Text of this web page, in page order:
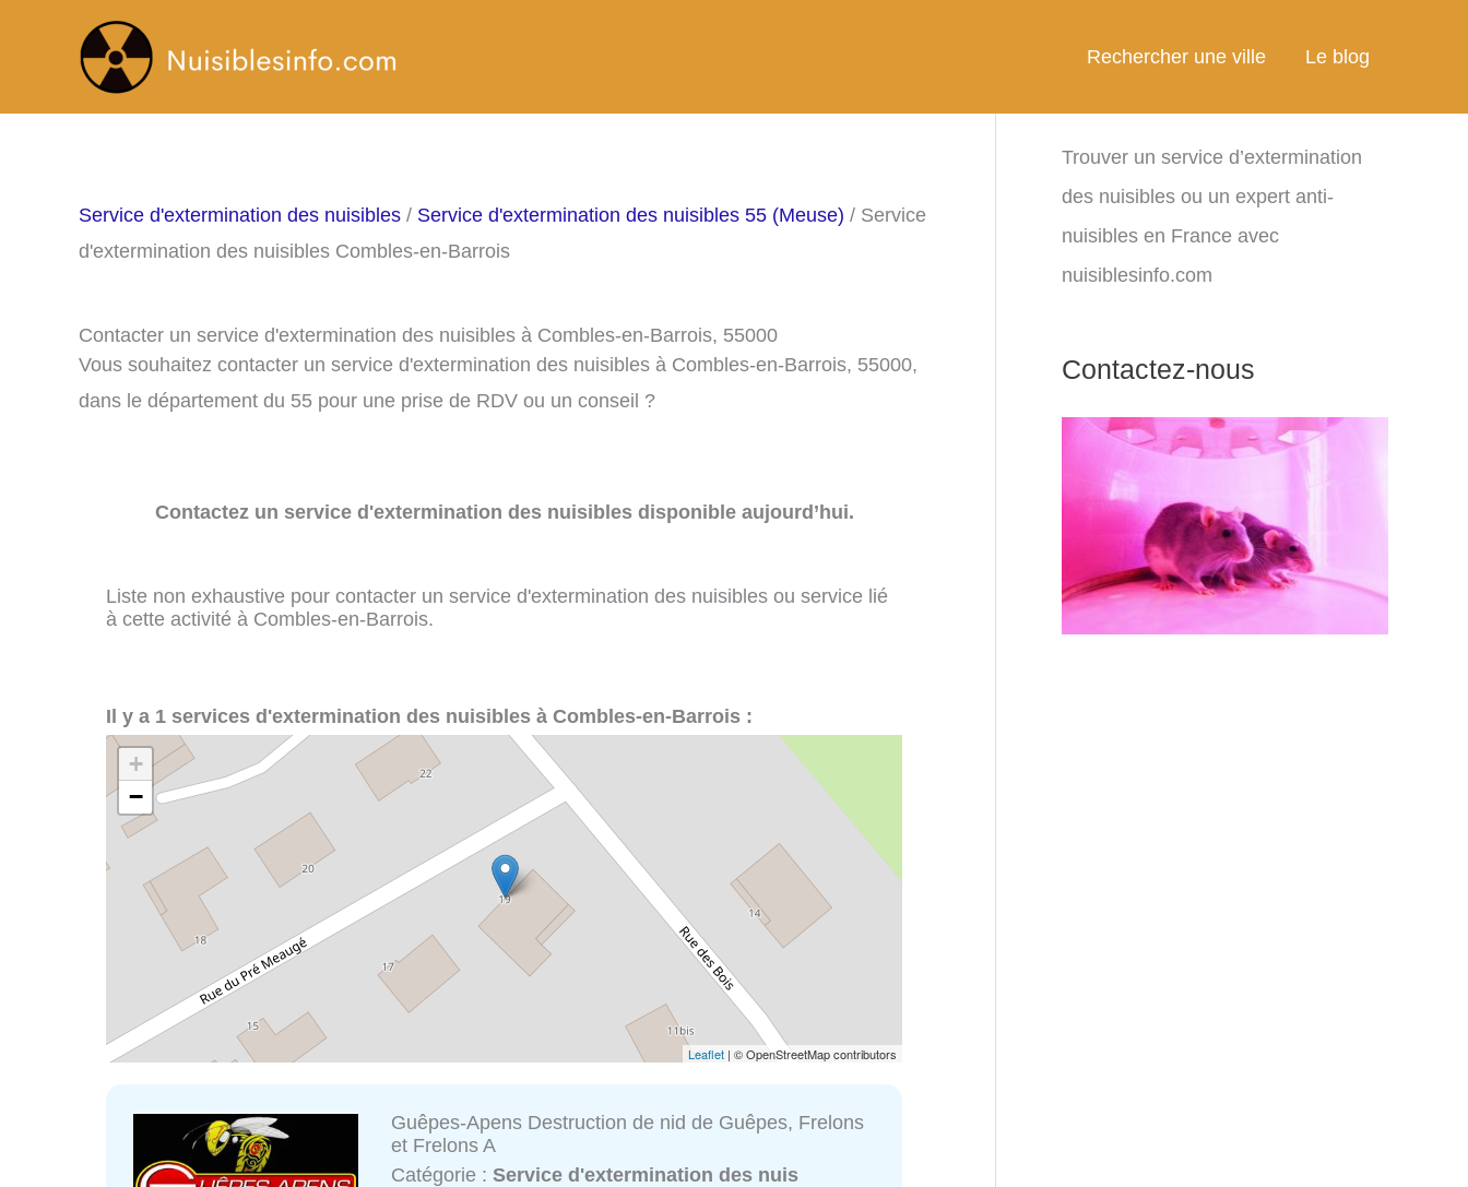
Rechercher une ville Le blog
Service d'extermination des nuisibles / Service d'extermination des nuisibles 55 (Meuse) / Service
d'extermination des nuisibles Combles-en-Barrois
Contacter un service d'extermination des nuisibles à Combles-en-Barrois, 55000
Vous souhaitez contacter un service d'extermination des nuisibles à Combles-en-Barrois, 55000,
dans le département du 55 pour une prise de RDV ou un conseil ?
Contactez un service d'extermination des nuisibles disponible aujourd’hui.
Liste non exhaustive pour contacter un service d'extermination des nuisibles ou service lié
à cette activité à Combles-en-Barrois.
Il y a 1 services d'extermination des nuisibles à Combles-en-Barrois :
+
−
Leaflet | © OpenStreetMap contributors
Guêpes-Apens Destruction de nid de Guêpes, Frelons
et Frelons A
Catégorie :Service d'extermination des nuis
Trouver un service d’extermination
des nuisibles ou un expert anti-
nuisibles en France avec
nuisiblesinfo.com
Contactez-nous